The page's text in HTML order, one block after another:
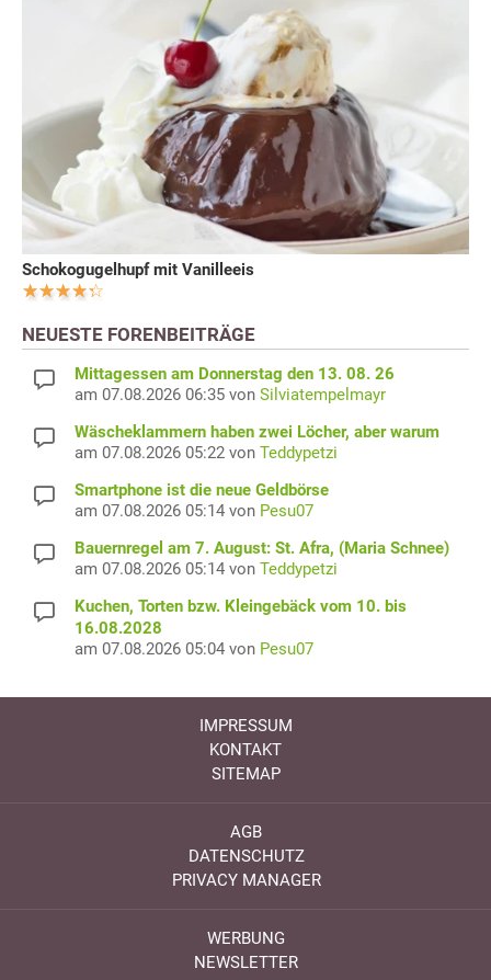
Schokogugelhupf mit Vanilleeis
NEUESTE FORENBEITRÄGE
Mittagessen am Donnerstag den 13. 08. 26
am 07.08.2026 06:35 von Silviatempelmayr
Wäscheklammern haben zwei Löcher, aber warum
am 07.08.2026 05:22 von Teddypetzi
Smartphone ist die neue Geldbörse
am 07.08.2026 05:14 von Pesu07
Bauernregel am 7. August: St. Afra, (Maria Schnee)
am 07.08.2026 05:14 von Teddypetzi
Kuchen, Torten bzw. Kleingebäck vom 10. bis
16.08.2028
am 07.08.2026 05:04 von Pesu07
IMPRESSUM
KONTAKT
SITEMAP
AGB
DATENSCHUTZ
PRIVACY MANAGER
WERBUNG
NEWSLETTER